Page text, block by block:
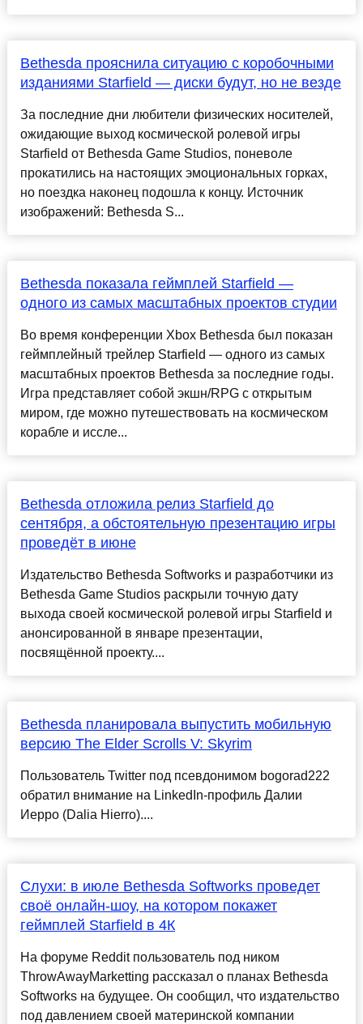
Bethesda прояснила ситуацию с коробочными
изданиями Starfield — диски будут, но не везде
За последние дни любители физических носителей,
ожидающие выход космической ролевой игры
Starfield от Bethesda Game Studios, поневоле
прокатились на настоящих эмоциональных горках,
но поездка наконец подошла к концу. Источник
изображений: Bethesda S...
Bethesda показала геймплей Starfield —
одного из самых масштабных проектов студии
Во время конференции Xbox Bethesda был показан
геймплейный трейлер Starfield — одного из самых
масштабных проектов Bethesda за последние годы.
Игра представляет собой экшн/RPG с открытым
миром, где можно путешествовать на космическом
корабле и иссле...
Bethesda отложила релиз Starfield до
сентября, а обстоятельную презентацию игры
проведёт в июне
Издательство Bethesda Softworks и разработчики из
Bethesda Game Studios раскрыли точную дату
выхода своей космической ролевой игры Starfield и
анонсированной в январе презентации,
посвящённой проекту....
Bethesda планировала выпустить мобильную
версию The Elder Scrolls V: Skyrim
Пользователь Twitter под псевдонимом bogorad222
обратил внимание на LinkedIn-профиль Далии
Иерро (Dalia Hierro)....
Слухи: в июле Bethesda Softworks проведет
своё онлайн-шоу, на котором покажет
геймплей Starfield в 4К
На форуме Reddit пользователь под ником
ThrowAwayMarketting рассказал о планах Bethesda
Softworks на будущее. Он сообщил, что издательство
под давлением своей материнской компании